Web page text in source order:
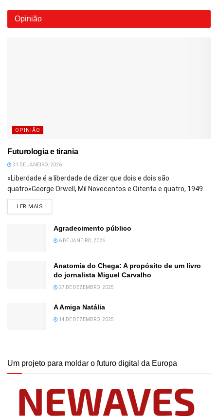
Opinião
OPINIÃO
Futurologia e tirania
31 DE JANEIRO, 2026
«Liberdade é a liberdade de dizer que dois e dois são
quatro»George Orwell, Mil Novecentos e Oitenta e quatro, 1949...
LER MAIS
Agradecimento público
6 DE JANEIRO, 2026
Anatomia do Chega: A propósito de um livro
do jornalista Miguel Carvalho
27 DE DEZEMBRO, 2025
A Amiga Natália
14 DE DEZEMBRO, 2025
Um projeto para moldar o futuro digital da Europa